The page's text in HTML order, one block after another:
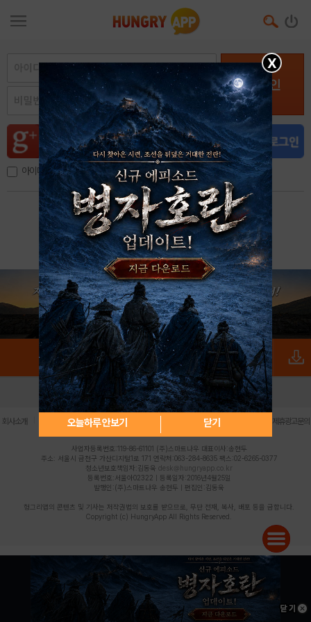
로그인
아이디, 이메일 저장
아이디 / 비밀번호 찾기 회원가입
X
오늘하루 안보기 닫기
로그인 PC버전 전체앱
회사소개 | 개인정보 처리방침 불법촬영물 신고센터 제휴광고문의
사업자등록번호:119-86-61101 (주)스마트나우 대표이사:송현두
주소: 서울시 금천구 가산디지털1로 171 연락처:063-284-8635 팩스:02-6265-0377
청소년보호책임자:김동욱 desk@hungryapp.co.kr
등록번호:서울아02322 | 등록일자:2016년4월25일
발행인:(주)스마트나우 송현두 | 편집인:김동욱
헝그리앱의 콘텐츠 및 기사는 저작권법의 보호를 받으므로, 무단 전재, 복사, 배포 등을 금합니다.
Copyright (c) HungryApp All Rights Reserved.